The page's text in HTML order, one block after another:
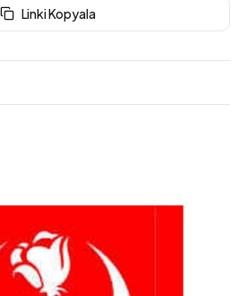
Linki Kopyala